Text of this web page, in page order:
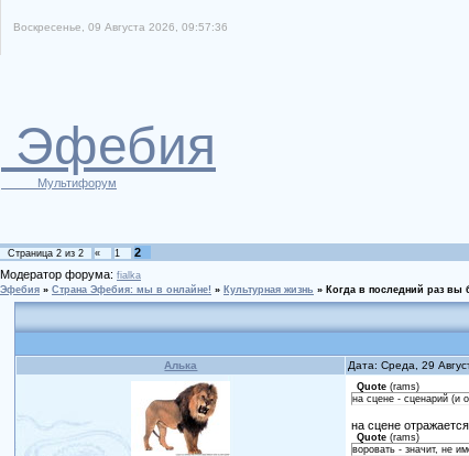
Воскресенье, 09 Августа 2026, 09:57:36
Эфебия
Мультифорум
Страница 2 из 2 « 1
2
Модератор форума: fialka
Эфебия » Страна Эфебия: мы в онлайне! » Культурная жизнь » Когда в последний раз вы
Алька Дата: Среда, 29
Quote (rams)
на сцене - сценарий (и
на сцене
Quote (rams)
воровать - значит, не